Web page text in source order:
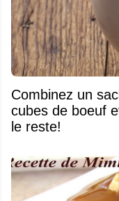
Combinez un
cubes de boeuf
le reste!